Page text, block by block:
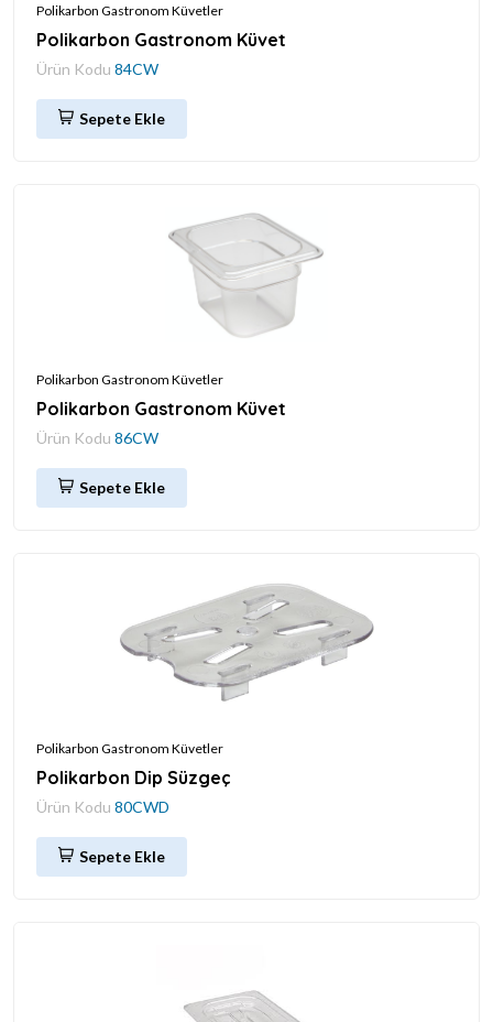
Polikarbon Gastronom Küvetler
Polikarbon Gastronom Küvet
Ürün Kodu 84CW
Sepete Ekle
Polikarbon Gastronom Küvetler
Polikarbon Gastronom Küvet
Ürün Kodu 86CW
Sepete Ekle
Polikarbon Gastronom Küvetler
Polikarbon Dip Süzgeç
Ürün Kodu 80CWD
Sepete Ekle